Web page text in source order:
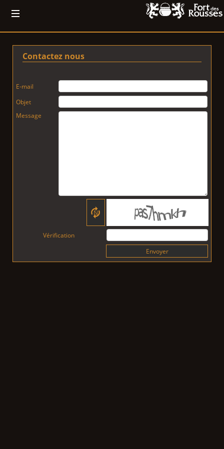
Contactez nous
E-mail
Objet
Message
N
Vérification
Envoyer